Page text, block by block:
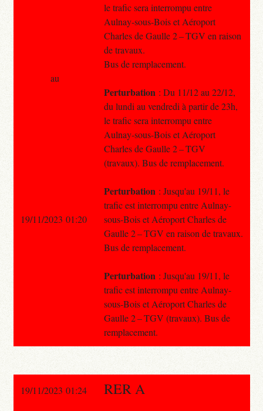
le trafic sera interrompu entre
Aulnay-sous-Bois et Aéroport
Charles de Gaulle 2 – TGV en raison
de travaux.
Bus de remplacement.
Perturbation : Du 11/12 au 22/12,
du lundi au vendredi à partir de 23h,
le trafic sera interrompu entre
Aulnay-sous-Bois et Aéroport
Charles de Gaulle 2 – TGV
(travaux). Bus de remplacement.
Perturbation : Jusqu'au 19/11, le
trafic est interrompu entre Aulnay-
sous-Bois et Aéroport Charles de
Gaulle 2 – TGV en raison de travaux.
Bus de remplacement.
Perturbation : Jusqu'au 19/11, le
trafic est interrompu entre Aulnay-
sous-Bois et Aéroport Charles de
Gaulle 2 – TGV (travaux). Bus de
remplacement.
au
19/11/2023 01:20
19/11/2023 01:24 RER A